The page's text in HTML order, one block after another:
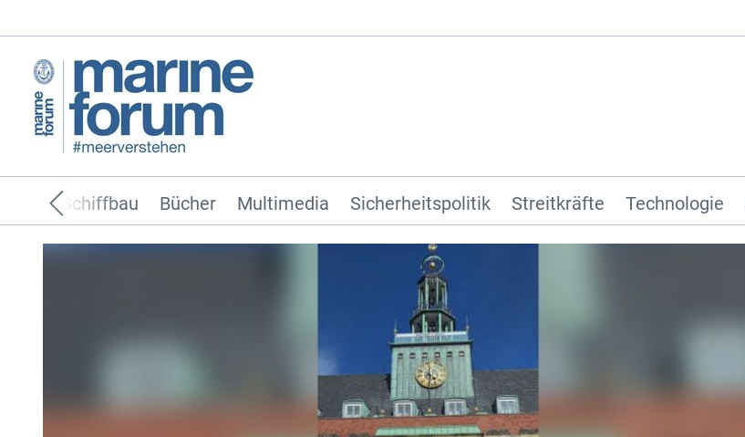
Sicherheitspolitik Streitkräfte Technologie
Schiffbau Bücher Multimedia